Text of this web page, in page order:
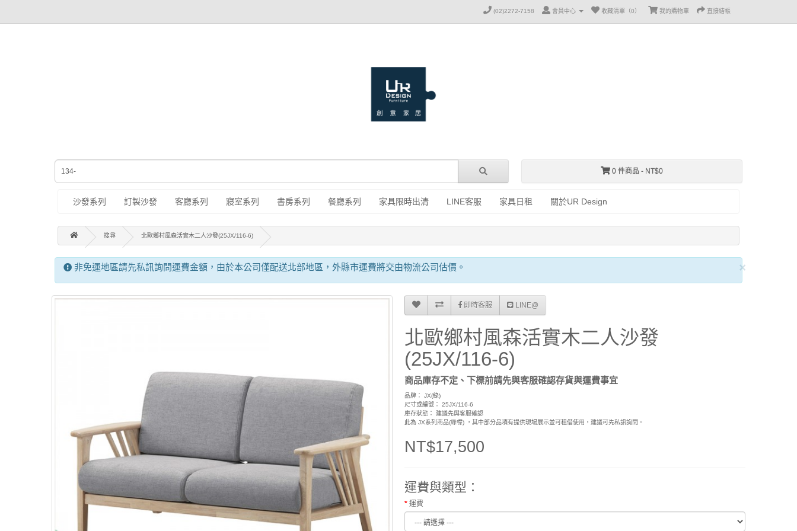
(02)2272-7158 會員中心 收藏清單（0） 我的購物車 直接結帳
0 件商品 - NT$0
沙發系列 訂製沙發 客廳系列 寢室系列 書房系列 餐廳系列 家具限時出清 LINE客服 家具日租 關於UR Design
搜尋 北歐鄉村風森活實木二人沙發(25JX/116-6)
×
非免運地區請先私訊詢問運費金額，由於本公司僅配送北部地區，外縣市運費將交由物流公司估價。
即時客服 LINE@
北歐鄉村風森活實木二人沙發
(25JX/116-6)
商品庫存不定、下標前請先與客服確認存貨與運費事宜
品牌： JX(綠)
尺寸或編號： 25JX/116-6
庫存狀態： 建議先與客服確認
此為 JX系列商品(綠標) ，其中部分品項有提供現場展示並可租借使用，建議可先私訊詢問。
NT$17,500
運費與類型：
運費